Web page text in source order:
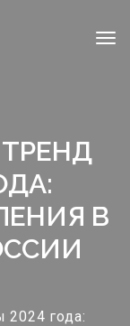
В
2024 года: